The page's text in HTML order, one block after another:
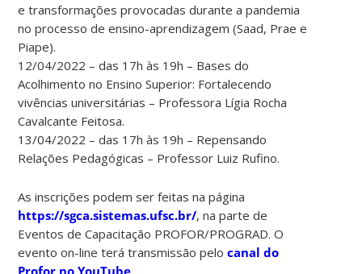
e transformações provocadas durante a pandemia
no processo de ensino-aprendizagem (Saad, Prae e
Piape).
12/04/2022 – das 17h às 19h – Bases do
Acolhimento no Ensino Superior: Fortalecendo
vivências universitárias – Professora Lígia Rocha
Cavalcante Feitosa.
13/04/2022 – das 17h às 19h – Repensando
Relações Pedagógicas – Professor Luiz Rufino.
As inscrições podem ser feitas na página
https://sgca.sistemas.ufsc.br/, na parte de
Eventos de Capacitação PROFOR/PROGRAD. O
evento on-line terá transmissão pelocanal do
Profor no YouTube.